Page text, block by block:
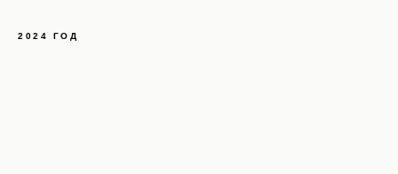
2024 ГОД